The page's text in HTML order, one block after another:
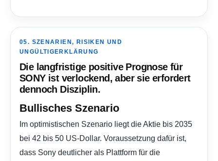
05. SZENARIEN, RISIKEN UND
UNGÜLTIGERKLÄRUNG
Die langfristige positive Prognose für
SONY ist verlockend, aber sie erfordert
dennoch Disziplin.
Bullisches Szenario
Im optimistischen Szenario liegt die Aktie bis 2035
bei 42 bis 50 US-Dollar. Voraussetzung dafür ist,
dass Sony deutlicher als Plattform für die